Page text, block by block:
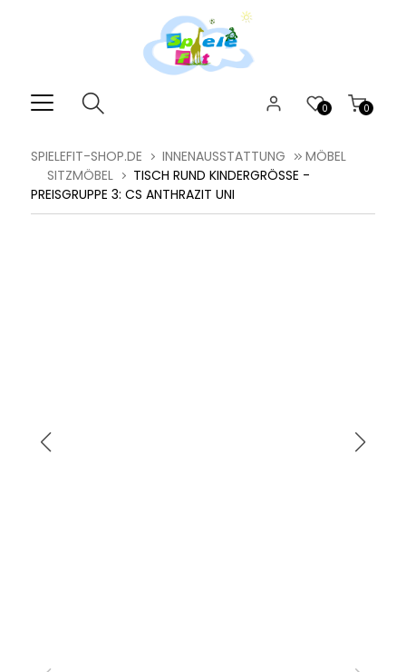
0
0
SPIELEFIT-SHOP.DE INNENAUSSTATTUNG
MÖBEL
SITZMÖBEL
TISCH RUND KINDERGRÖSSE - P
REISGRUPPE 3: CS ANTHRAZIT UNI